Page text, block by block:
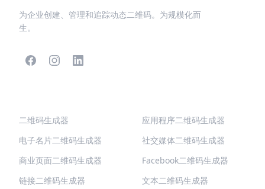
为企业创建、管理和追踪动态二维码。为规模化而
生。
二维码生成器
电子名片二维码生成器
商业页面二维码生成器
链接二维码生成器
应用程序二维码生成器
社交媒体二维码生成器
Facebook二维码生成器
文本二维码生成器